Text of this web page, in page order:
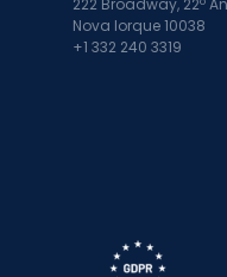
222 Broadway, 22º
Nova Iorque 10038
+1 332 240 3319